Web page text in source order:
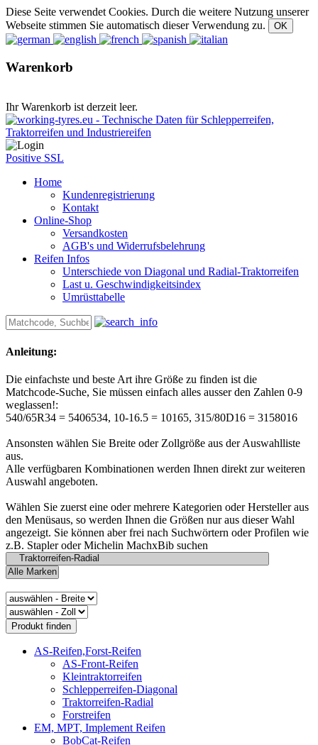
Diese Seite verwendet Cookies. Durch die weitere Nutzung unserer
Webseite stimmen Sie automatisch dieser Verwendung zu.
Warenkorb
Ihr Warenkorb ist derzeit leer.
Positive SSL
Home
Kundenregistrierung
Kontakt
Online-Shop
Versandkosten
AGB's und Widerrufsbelehrung
Reifen Infos
Unterschiede von Diagonal und Radial-Traktorreifen
Last u. Geschwindigkeitsindex
Umrüsttabelle
Anleitung:
Die einfachste und beste Art ihre Größe zu finden ist die
Matchcode-Suche, Sie müssen einfach alles ausser den Zahlen 0-9
weglassen!:
540/65R34 = 5406534, 10-16.5 = 10165, 315/80D16 = 3158016
Ansonsten wählen Sie Breite oder Zollgröße aus der Auswahlliste
aus.
Alle verfügbaren Kombinationen werden Ihnen direkt zur weiteren
Auswahl angeboten.
Wählen Sie zuerst eine oder mehrere Kategorien oder Hersteller aus
den Menüsaus, so werden Ihnen die Größen nur aus dieser Wahl
angezeigt. Sie können aber frei nach Suchwörtern oder Profilen wie
z.B. Stapler oder Michelin MachxBib suchen
AS-Reifen,Forst-Reifen
AS-Front-Reifen
Kleintraktorreifen
Schlepperreifen-Diagonal
Traktorreifen-Radial
Forstreifen
EM, MPT, Implement Reifen
BobCat-Reifen